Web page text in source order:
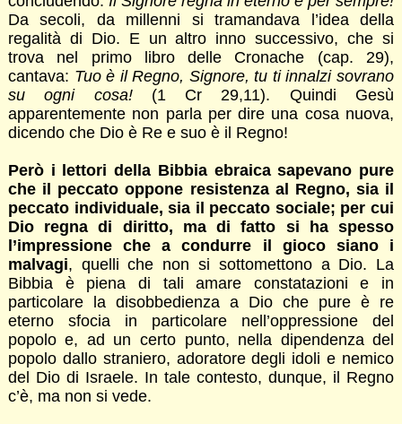
Da secoli, da millenni si tramandava l’idea della
regalità di Dio. E un altro inno successivo, che si
trova nel primo libro delle Cronache (cap. 29),
cantava: Tuo è il Regno, Signore, tu ti innalzi sovrano
su ogni cosa!(1 Cr 29,11). Quindi Gesù
apparentemente non parla per dire una cosa nuova,
dicendo che Dio è Re e suo è il Regno!
Però i lettori della Bibbia ebraica sapevano pure
che il peccato oppone resistenza al Regno, sia il
peccato individuale, sia il peccato sociale; per cui
Dio regna di diritto, ma di fatto si ha spesso
l’impressione che a condurre il gioco siano i
malvagi, quelli che non si sottomettono a Dio. La
Bibbia è piena di tali amare constatazioni e in
particolare la disobbedienza a Dio che pure è re
eterno sfocia in particolare nell’oppressione del
popolo e, ad un certo punto, nella dipendenza del
popolo dallo straniero, adoratore degli idoli e nemico
del Dio di Israele. In tale contesto, dunque, il Regno
c’è, ma non si vede.